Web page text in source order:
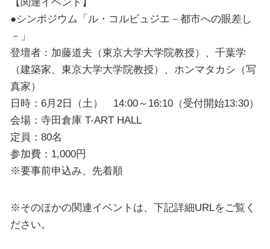
●シンポジウム「ル・コルビュジエ－都市への眼差し
－」
登壇者：加藤道夫（東京大学大学院教授）、千葉学
（建築家、東京大学大学院教授）、ホンマタカシ（写
真家）
日時：6月2日（土） 14:00～16:10（受付開始13:30）
会場：寺田倉庫 T-ART HALL
定員：80名
参加費：1,000円
※要事前申込み、先着順
※そのほかの関連イベントは、下記詳細URLをご覧く
ださい。